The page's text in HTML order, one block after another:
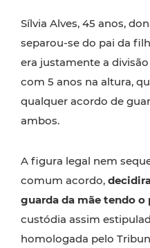
Sílvia Alves, 45 anos,
separou-se do pai da
era justamente a
com 5 anos na altura,
qualquer acordo de
ambos.
A figura legal nem
comum acordo,
guarda da mãe tendo
custódia assim
homologada pelo